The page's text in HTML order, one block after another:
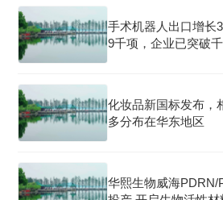
手术机器人出口增长
9千项，企业已突破
化妆品新国标发布，
多分布在华东地区
华熙生物威海PDRN/